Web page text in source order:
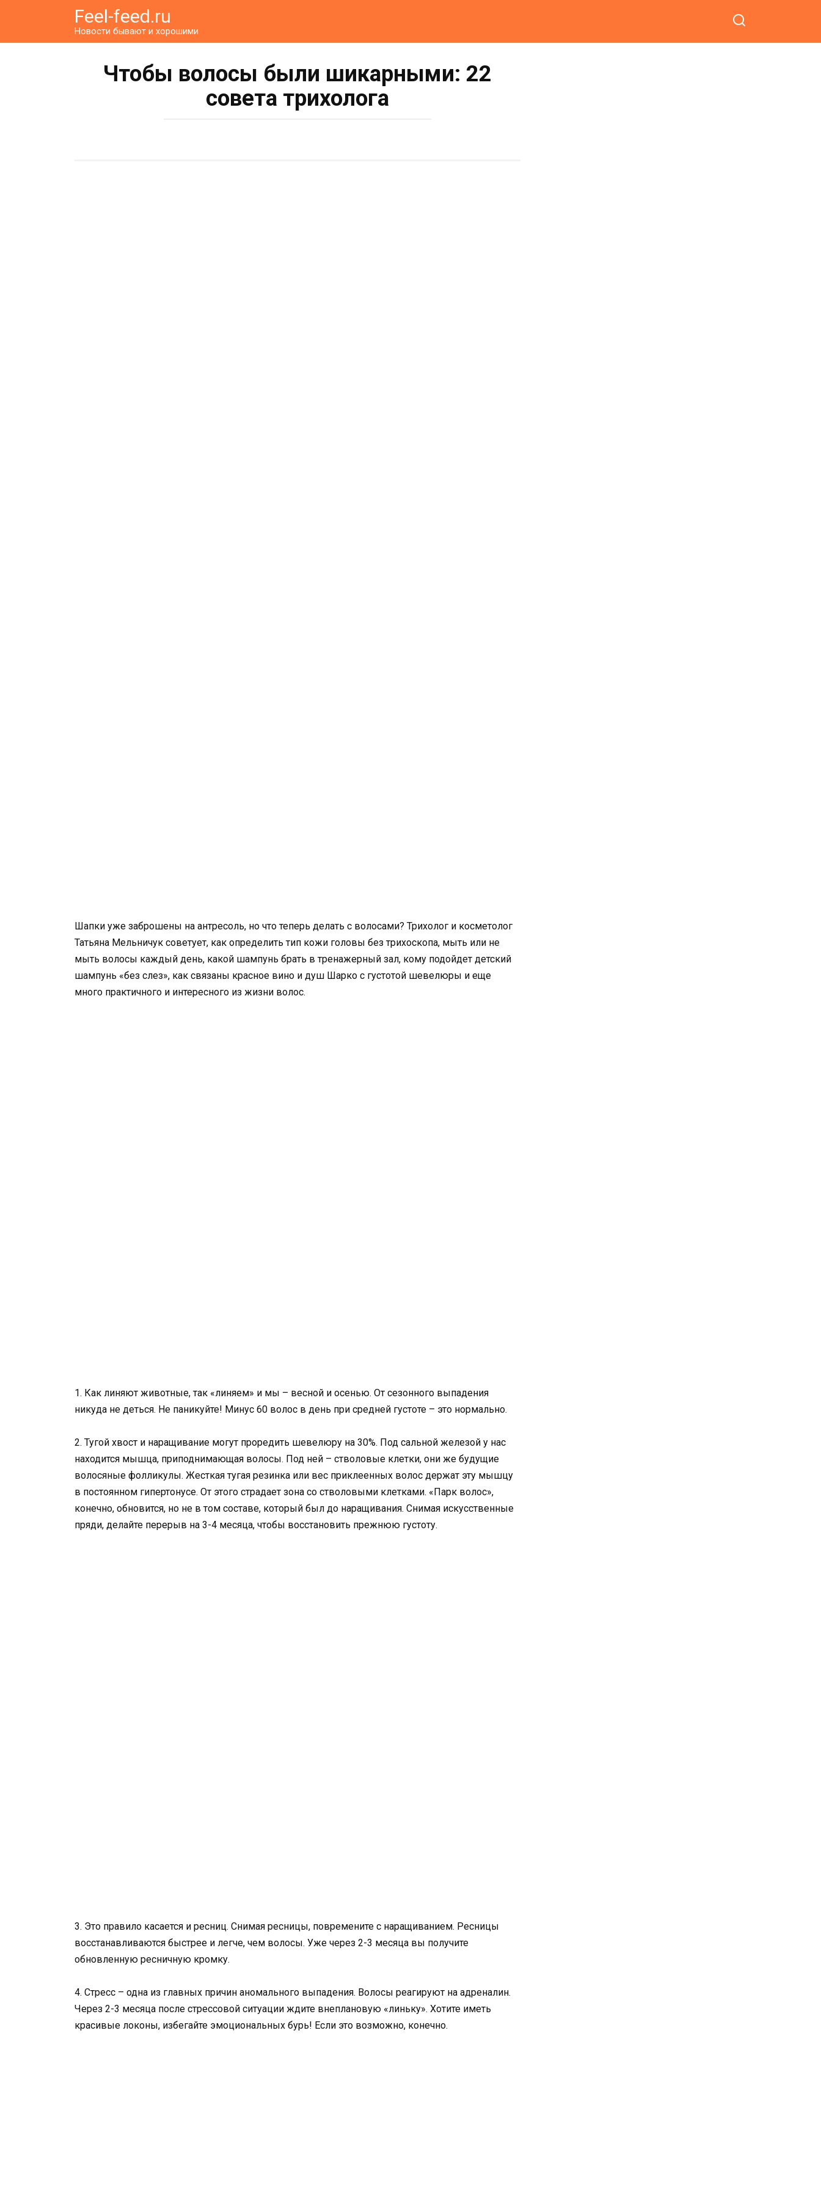
Feel-feed.ru
Новости бывают и хорошими
Чтобы волосы были шикарными: 22
совета трихолога
Шапки уже заброшены на антресоль, но что теперь делать с волосами? Трихолог и косметолог
Татьяна Мельничук советует, как определить тип кожи головы без трихоскопа, мыть или не
мыть волосы каждый день, какой шампунь брать в тренажерный зал, кому подойдет детский
шампунь «без слез», как связаны красное вино и душ Шарко с густотой шевелюры и еще
много практичного и интересного из жизни волос.
1. Как линяют животные, так «линяем» и мы – весной и осенью. От сезонного выпадения
никуда не деться. Не паникуйте! Минус 60 волос в день при средней густоте – это нормально.
2. Тугой хвост и наращивание могут проредить шевелюру на 30%. Под сальной железой у нас
находится мышца, приподнимающая волосы. Под ней – стволовые клетки, они же будущие
волосяные фолликулы. Жесткая тугая резинка или вес приклеенных волос держат эту мышцу
в постоянном гипертонусе. От этого страдает зона со стволовыми клетками. «Парк волос»,
конечно, обновится, но не в том составе, который был до наращивания. Снимая искусственные
пряди, делайте перерыв на 3-4 месяца, чтобы восстановить прежнюю густоту.
3. Это правило касается и ресниц. Снимая ресницы, повремените с наращиванием. Ресницы
восстанавливаются быстрее и легче, чем волосы. Уже через 2-3 месяца вы получите
обновленную ресничную кромку.
4. Стресс – одна из главных причин аномального выпадения. Волосы реагируют на адреналин.
Через 2-3 месяца после стрессовой ситуации ждите внеплановую «линьку». Хотите иметь
красивые локоны, избегайте эмоциональных бурь! Если это возможно, конечно.